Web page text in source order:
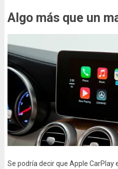
Algo más que un
Se podría decir que Apple CarPlay